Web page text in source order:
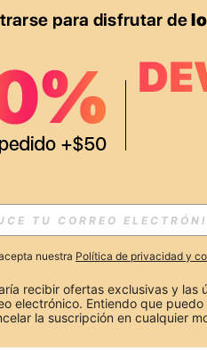
APP
EXCLUSIVAS, PROMOCIONES
nuestra Política de privacidad y
recibir ofertas exclusivas y las
electrónico. Entiendo que puedo
la suscripción en cualquier